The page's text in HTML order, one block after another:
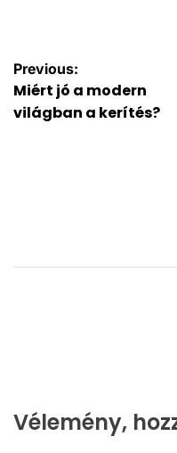
Bejegyzés
navigáció
Previous:
Miért jó a modern
világban a kerítés?
Vélemény,